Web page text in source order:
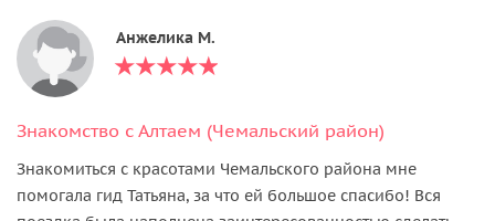
Анжелика М.
Знакомство с Алтаем (Чемальский район)
Знакомиться с красотами Чемальского района мне
помогала гид Татьяна, за что ей большое спасибо! Вся